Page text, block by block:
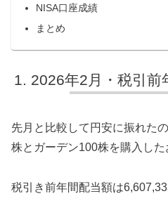
NISA口座成績
まとめ
2026年2月・税引前
先月と比較して円安に振れた
株とガーデン100株を購入した
税引き前年間配当額は